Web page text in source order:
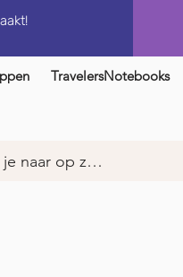
TravelersNotebooks